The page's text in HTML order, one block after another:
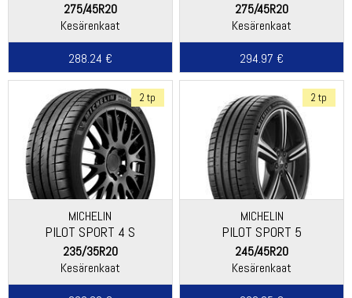
275/45R20
Kesärenkaat
288.24 €
275/45R20
Kesärenkaat
294.97 €
2 tp
MICHELIN
PILOT SPORT 4 S
235/35R20
Kesärenkaat
2 tp
MICHELIN
PILOT SPORT 5
245/45R20
Kesärenkaat